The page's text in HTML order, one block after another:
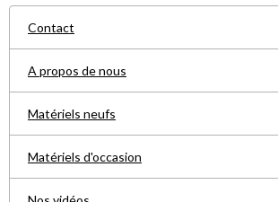
Contact
A propos de nous
Matériels neufs
Matériels d'occasion